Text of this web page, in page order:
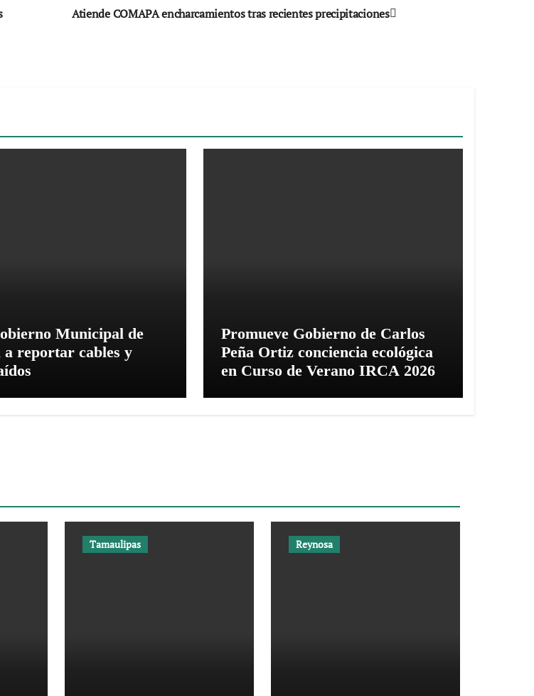
Atiende COMAPA encharcamientos tras recientes precipitaciones
Municipal de
a reportar cables y
Promueve Gobierno de Carlos
Peña Ortiz conciencia ecológica
en Curso de Verano IRCA 2026
Tamaulipas Reynosa